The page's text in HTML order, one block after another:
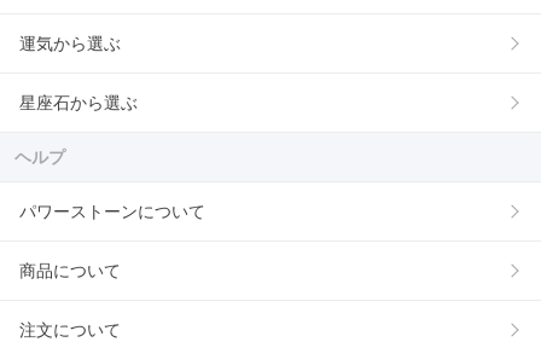
運気から選ぶ
星座石から選ぶ
ヘルプ
パワーストーンについて
商品について
注文について